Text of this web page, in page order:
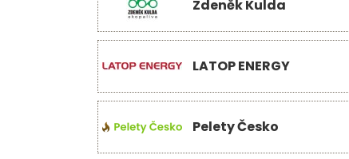
Zdeněk Kulda
LATOP ENERGY
Pelety Česko